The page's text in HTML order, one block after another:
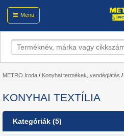
Menü
METRO Iroda / Konyhai termékek, vendéglátás /
KONYHAI TEXTÍLIA
Kategóriák (5)